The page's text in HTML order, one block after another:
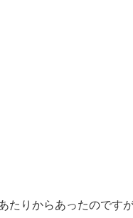
たりからあったのです